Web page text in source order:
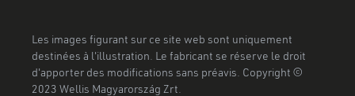
Les images figurant sur ce site web sont uniquement
destinées à l'illustration. Le fabricant se réserve le droit
d'apporter des modifications sans préavis. Copyright ©
2023 Wellis Magyarország Zrt.